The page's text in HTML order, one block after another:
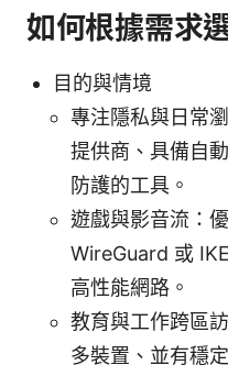
如何根據需求
目的與情境
專注隱私與日常
提供商、具備自
防護的工具。
遊戲與影音流：
WireGuard 或
高性能網路。
教育與工作跨區
多裝置、並有穩